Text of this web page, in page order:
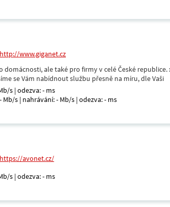
http://www.giganet.cz
ale také pro firmy v celé České republice.
se Vám nabídnout službu přesně na míru, dle Vaši
s | odezva: - ms
Mb/s | nahrávání: - Mb/s | odezva: - ms
https://avonet.cz/
s | odezva: - ms